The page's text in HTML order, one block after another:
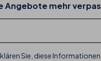
THB hotels führt
Kundenservice-
Angebote mehr
Sie, diese Informationen